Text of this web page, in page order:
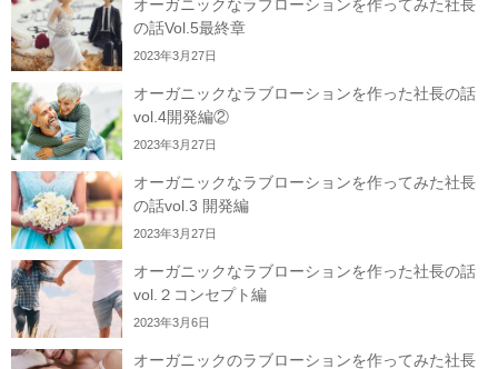
オーガニックなラブローションを作ってみた社長
の話Vol.5最終章
2023年3月27日
オーガニックなラブローションを作った社長の話
vol.4開発編②
2023年3月27日
オーガニックなラブローションを作ってみた社長
の話vol.3 開発編
2023年3月27日
オーガニックなラブローションを作った社長の話
vol.２コンセプト編
2023年3月6日
オーガニックのラブローションを作ってみた社長